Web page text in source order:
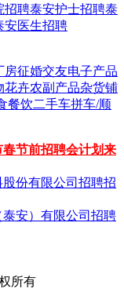
招聘泰安护士招聘泰
安医生招聘
房征婚交友电子产品
花卉农副产品杂货铺
餐饮二手车拼车/顺
春节前招聘会计划来
份有限公司招聘招
安）有限公司招聘
所有